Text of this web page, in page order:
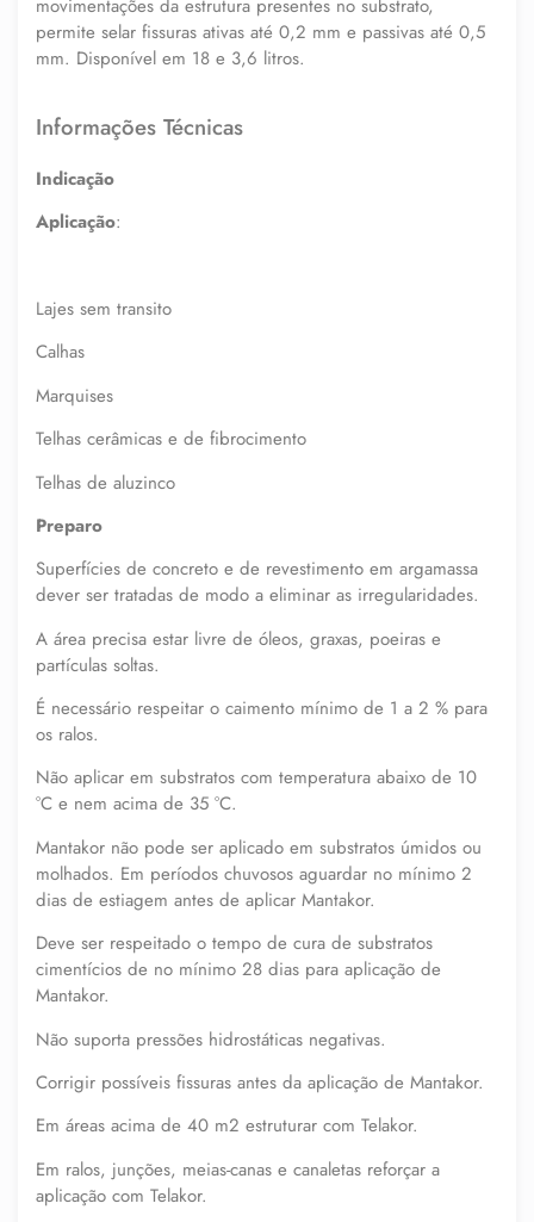
movimentações da estrutura presentes no substrato,
permite selar fissuras ativas até 0,2 mm e passivas até 0,5
mm. Disponível em 18 e 3,6 litros.
Informações Técnicas
Indicação
Aplicação:
Lajes sem transito
Calhas
Marquises
Telhas cerâmicas e de fibrocimento
Telhas de aluzinco
Preparo
Superfícies de concreto e de revestimento em argamassa
dever ser tratadas de modo a eliminar as irregularidades.
A área precisa estar livre de óleos, graxas, poeiras e
partículas soltas.
É necessário respeitar o caimento mínimo de 1 a 2 % para
os ralos.
Não aplicar em substratos com temperatura abaixo de 10
°C e nem acima de 35 °C.
Mantakor não pode ser aplicado em substratos úmidos ou
molhados. Em períodos chuvosos aguardar no mínimo 2
dias de estiagem antes de aplicar Mantakor.
Deve ser respeitado o tempo de cura de substratos
cimentícios de no mínimo 28 dias para aplicação de
Mantakor.
Não suporta pressões hidrostáticas negativas.
Corrigir possíveis fissuras antes da aplicação de Mantakor.
Em áreas acima de 40 m2 estruturar com Telakor.
Em ralos, junções, meias-canas e canaletas reforçar a
aplicação com Telakor.